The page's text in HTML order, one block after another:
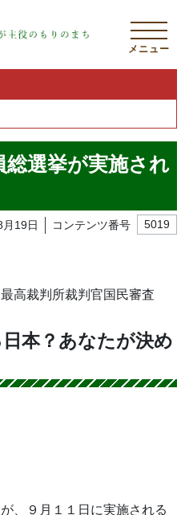
メニュー
総選挙が実施され
19日 コンテンツ番号 5019
高裁判所裁判官国民審査
本？あなたが決め
、９月１１日に実施される